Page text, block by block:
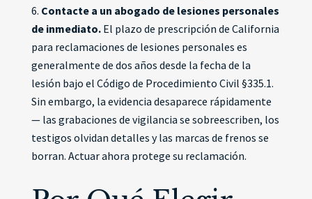
Contacte a un abogado de lesiones personales
de inmediato.El plazo de prescripción de California
para reclamaciones de lesiones personales es
generalmente de dos años desde la fecha de la
lesión bajo el Código de Procedimiento Civil §335.1.
Sin embargo, la evidencia desaparece rápidamente
— las grabaciones de vigilancia se sobreescriben, los
testigos olvidan detalles y las marcas de frenos se
borran. Actuar ahora protege su reclamación.